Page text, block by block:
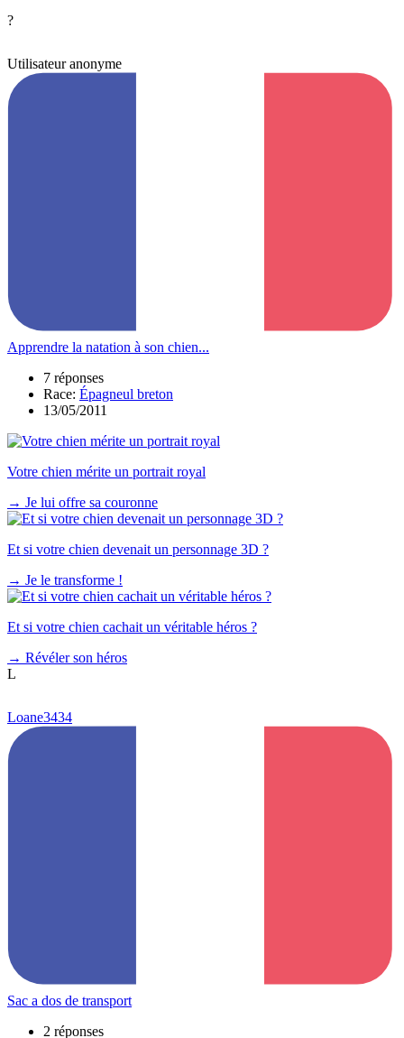
?
Utilisateur anonyme
Apprendre la natation à son chien...
7 réponses
Race: Épagneul breton
13/05/2011
Votre chien mérite un portrait royal
→ Je lui offre sa couronne
Et si votre chien devenait un personnage 3D ?
→ Je le transforme !
Et si votre chien cachait un véritable héros ?
→ Révéler son héros
L
Loane3434
Sac a dos de transport
2 réponses